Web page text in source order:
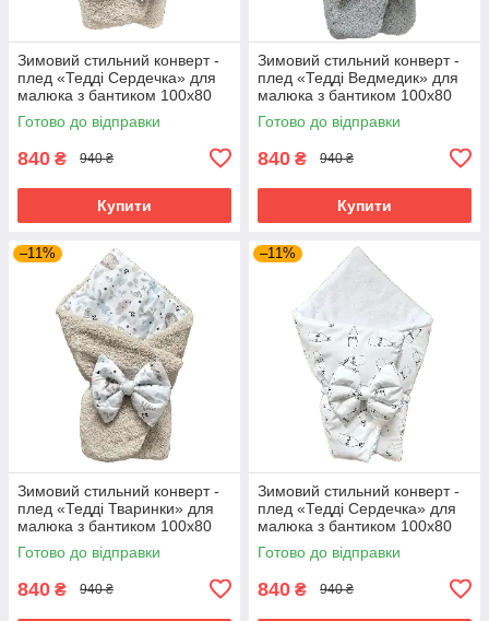
Зимовий стильний конверт -
плед «Тедді Сердечка» для
малюка з бантиком 100х80
см BST Бежевий з принтом
Готово до відправки
840 ₴ 940 ₴
Купити
Зимовий стильний конверт -
плед «Тедді Ведмедик» для
малюка з бантиком 100х80
см BST Сірий з принтом
Готово до відправки
840 ₴ 940 ₴
Купити
–11%
Зимовий стильний конверт -
плед «Тедді Тваринки» для
малюка з бантиком 100х80
см BST Бежевий з принтом
Готово до відправки
840 ₴ 940 ₴
–11%
Зимовий стильний конверт -
плед «Тедді Сердечка» для
малюка з бантиком 100х80
см BST білий з чорним
Готово до відправки
840 ₴ 940 ₴